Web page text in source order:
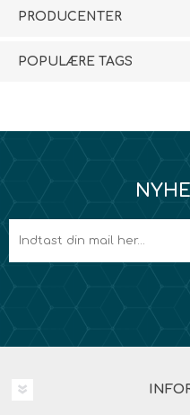
PRODUCENTER
POPULÆRE TAGS